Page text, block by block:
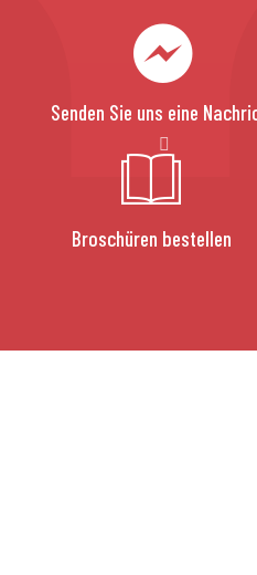
Senden Sie uns eine
Broschüren bestellen